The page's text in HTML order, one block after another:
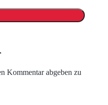
Kommentar abgeben zu